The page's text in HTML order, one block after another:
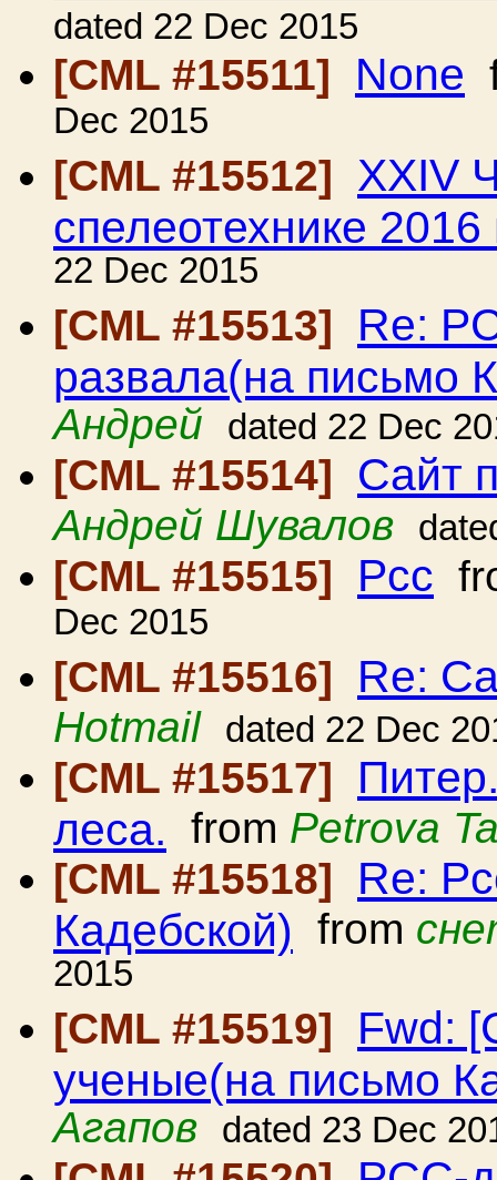
dated 22 Dec 2015
[CML #15511] None
Dec 2015
[CML #15512]
ХХIV
спелеотехнике 2016
22 Dec 2015
[CML #15513]
Re:
развала(на письмо
Андрей
dated 22 Dec
[CML #15514] Сайт
Андрей Шувалов
[CML #15515] Рсс
Dec 2015
[CML #15516]
Re:
Hotmail dated 22 Dec
[CML #15517]
леса. from Petrova
[CML #15518]
Re:
Кадебской) from
2015
[CML #15519]
Fwd:
ученые(на письмо
Агапов
dated 23 Dec